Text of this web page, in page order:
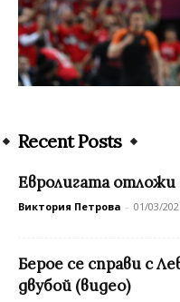
Recent Posts
Евролигата
Виктория Петрова - 01/03/
Берое се справи с
двубой (видео)